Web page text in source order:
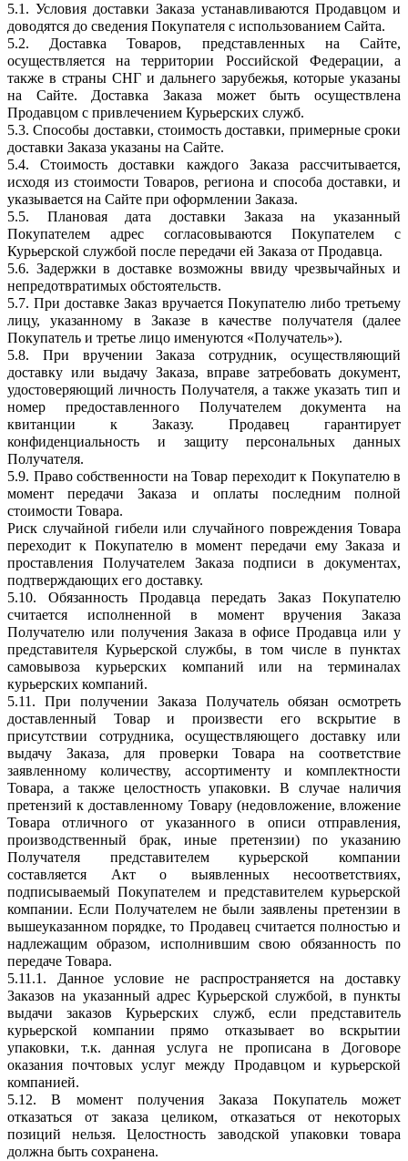
5.1. Условия доставки Заказа устанавливаются Продавцом и
доводятся до сведения Покупателя с использованием Сайта.
5.2. Доставка Товаров, представленных на Сайте,
осуществляется на территории Российской Федерации, а
также в страны СНГ и дальнего зарубежья, которые указаны
на Сайте. Доставка Заказа может быть осуществлена
Продавцом с привлечением Курьерских служб.
5.3. Способы доставки, стоимость доставки, примерные сроки
доставки Заказа указаны на Сайте.
5.4. Стоимость доставки каждого Заказа рассчитывается,
исходя из стоимости Товаров, региона и способа доставки, и
указывается на Сайте при оформлении Заказа.
5.5. Плановая дата доставки Заказа на указанный
Покупателем адрес согласовываются Покупателем с
Курьерской службой после передачи ей Заказа от Продавца.
5.6. Задержки в доставке возможны ввиду чрезвычайных и
непредотвратимых обстоятельств.
5.7. При доставке Заказ вручается Покупателю либо третьему
лицу, указанному в Заказе в качестве получателя (далее
Покупатель и третье лицо именуются «Получатель»).
5.8. При вручении Заказа сотрудник, осуществляющий
доставку или выдачу Заказа, вправе затребовать документ,
удостоверяющий личность Получателя, а также указать тип и
номер предоставленного Получателем документа на
квитанции к Заказу. Продавец гарантирует
конфиденциальность и защиту персональных данных
Получателя.
5.9. Право собственности на Товар переходит к Покупателю в
момент передачи Заказа и оплаты последним полной
стоимости Товара.
Риск случайной гибели или случайного повреждения Товара
переходит к Покупателю в момент передачи ему Заказа и
проставления Получателем Заказа подписи в документах,
подтверждающих его доставку.
5.10. Обязанность Продавца передать Заказ Покупателю
считается исполненной в момент вручения Заказа
Получателю или получения Заказа в офисе Продавца или у
представителя Курьерской службы, в том числе в пунктах
самовывоза курьерских компаний или на терминалах
курьерских компаний.
5.11. При получении Заказа Получатель обязан осмотреть
доставленный Товар и произвести его вскрытие в
присутствии сотрудника, осуществляющего доставку или
выдачу Заказа, для проверки Товара на соответствие
заявленному количеству, ассортименту и комплектности
Товара, а также целостность упаковки. В случае наличия
претензий к доставленному Товару (недовложение, вложение
Товара отличного от указанного в описи отправления,
производственный брак, иные претензии) по указанию
Получателя представителем курьерской компании
составляется Акт о выявленных несоответствиях,
подписываемый Покупателем и представителем курьерской
компании. Если Получателем не были заявлены претензии в
вышеуказанном порядке, то Продавец считается полностью и
надлежащим образом, исполнившим свою обязанность по
передаче Товара.
5.11.1. Данное условие не распространяется на доставку
Заказов на указанный адрес Курьерской службой, в пункты
выдачи заказов Курьерских служб, если представитель
курьерской компании прямо отказывает во вскрытии
упаковки, т.к. данная услуга не прописана в Договоре
оказания почтовых услуг между Продавцом и курьерской
компанией.
5.12. В момент получения Заказа Покупатель может
отказаться от заказа целиком, отказаться от некоторых
позиций нельзя. Целостность заводской упаковки товара
должна быть сохранена.